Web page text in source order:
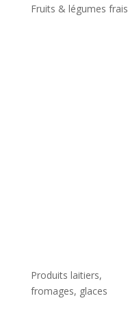
Fruits & légumes frais
Produits laitiers,
fromages, glaces